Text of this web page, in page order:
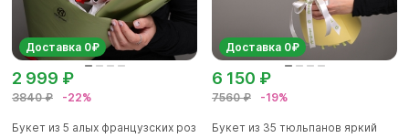
Доставка 0₽
3840 ₽ -22%
2 999 ₽
Букет из 5 алых французских роз
Доставка 0₽
7560 ₽ -19%
6 150 ₽
Букет из 35 тюльпанов яркий